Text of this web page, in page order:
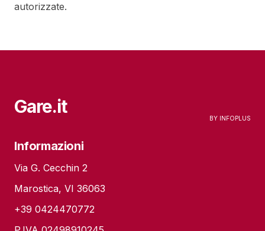
autorizzate.
Gare.it
Informazioni
Via G. Cecchin 2
Marostica, VI 36063
+39 0424470772